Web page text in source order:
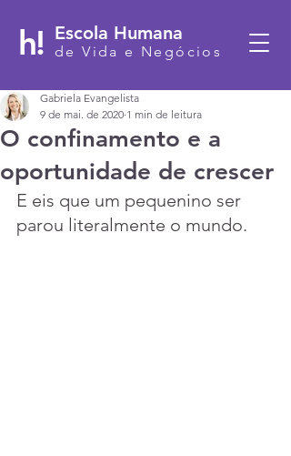
h! Escola Humana
de Vida e Negócios
O confinamento e a
oportunidade de crescer
Gabriela Evangelista
9 de mai. de 2020 1 min de leitura
E eis que um pequenino ser
parou literalmente o mundo.